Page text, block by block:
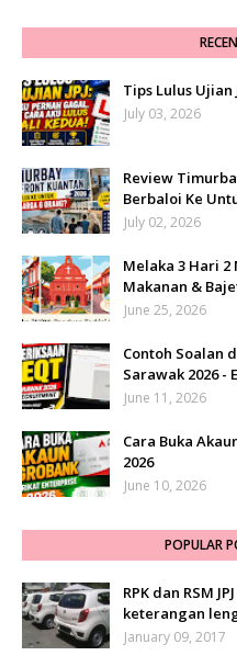
Tips Lulus Ujian
July 03, 2026
Review
Berbaloi Ke
July 02, 2026
Melaka 3 Hari
Makanan &
June 25, 2026
Contoh Soalan
Sarawak 2026 -
June 11, 2026
Cara Buka
2026
June 10, 2026
POPULAR
RPK dan RSM
keterangan
January 09, 2017